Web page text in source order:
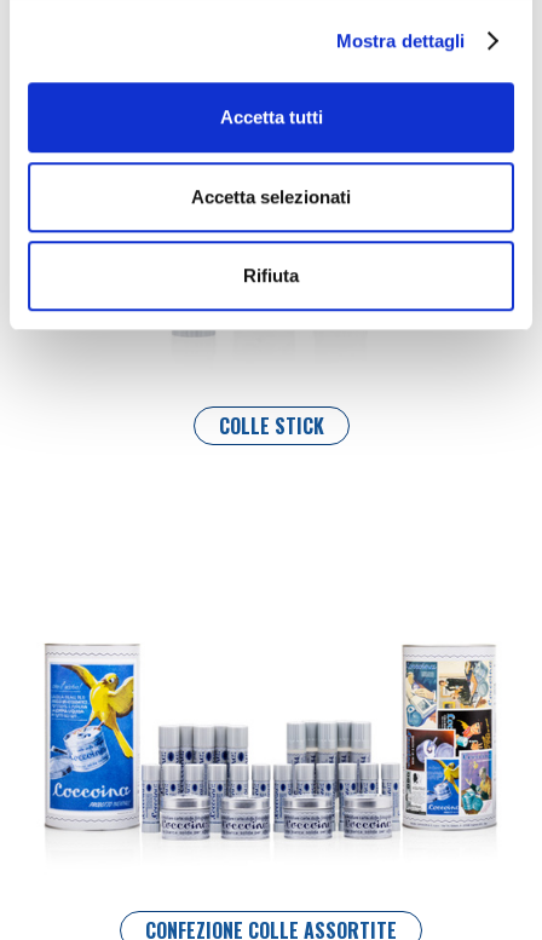
Mostra dettagli
Accetta tutti
Accetta selezionati
Rifiuta
COLLE STICK
CONFEZIONE COLLE ASSORTITE